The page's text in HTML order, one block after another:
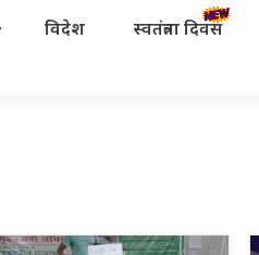
विदेश स्वतंत्रता दिवस